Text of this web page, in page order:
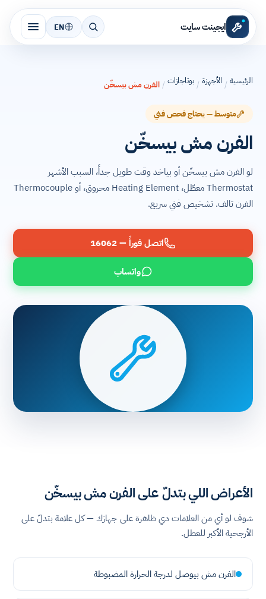
ايجينت سايت EN
الرئيسية / الأجهزة / بوتاجازات / الفرن مش بيسخّن
متوسط — يحتاج فحص فني
الفرن مش بيسخّن
لو الفرن مش بيسخّن أو بياخد وقت طويل جداً، السبب الأشهر
Thermostat معطّل، Heating Element محروق، أو Thermocouple
الفرن تالف. تشخيص فني سريع.
اتصل فوراً — 16062
واتساب
الأعراض اللي بتدلّ على الفرن مش بيسخّن
شوف لو أي من العلامات دي ظاهرة على جهازك — كل علامة بتدلّ على
الأرجحية الأكبر للعطل.
الفرن مش بيوصل لدرجة الحرارة المضبوطة